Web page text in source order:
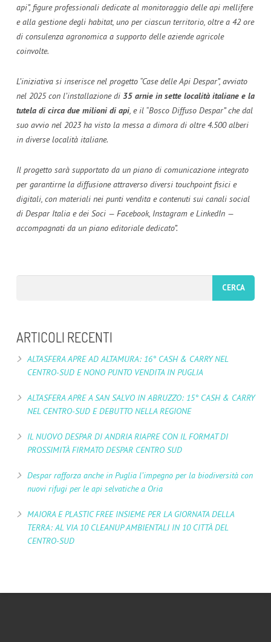
api”, figure professionali dedicate al monitoraggio delle api mellifere
e alla gestione degli habitat, uno per ciascun territorio, oltre a 42 ore
di consulenza agronomica a supporto delle aziende agricole
coinvolte.
L’iniziativa si inserisce nel progetto “Case delle Api Despar”, avviato
nel 2025 con l’installazione di 35 arnie in sette località italiane e la
tutela di circa due milioni di api, e il “Bosco Diffuso Despar” che dal
suo avvio nel 2023 ha visto la messa a dimora di oltre 4.500 alberi
in diverse località italiane.
Il progetto sarà supportato da un piano di comunicazione integrato
per garantirne la diffusione attraverso diversi touchpoint fisici e
digitali, con materiali nei punti vendita e contenuti sui canali social
di Despar Italia e dei Soci — Facebook, Instagram e LinkedIn —
accompagnati da un piano editoriale dedicato”.
ARTICOLI RECENTI
ALTASFERA APRE AD ALTAMURA: 16° CASH & CARRY NEL
CENTRO-SUD E NONO PUNTO VENDITA IN PUGLIA
ALTASFERA APRE A SAN SALVO IN ABRUZZO: 15° CASH & CARRY
NEL CENTRO-SUD E DEBUTTO NELLA REGIONE
IL NUOVO DESPAR DI ANDRIA RIAPRE CON IL FORMAT DI
PROSSIMITÀ FIRMATO DESPAR CENTRO SUD
Despar rafforza anche in Puglia l’impegno per la biodiversità con
nuovi rifugi per le api selvatiche a Oria
MAIORA E PLASTIC FREE INSIEME PER LA GIORNATA DELLA
TERRA: AL VIA 10 CLEANUP AMBIENTALI IN 10 CITTÀ DEL
CENTRO-SUD